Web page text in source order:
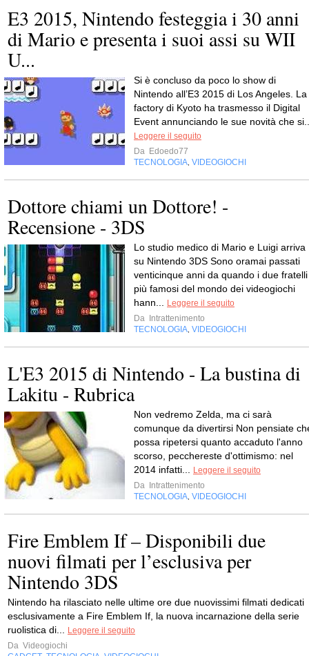
E3 2015, Nintendo festeggia i 30 anni
di Mario e presenta i suoi assi su WII
U...
Si è concluso da poco lo show di
Nintendo all’E3 2015 di Los Angeles. La
factory di Kyoto ha trasmesso il Digital
Event annunciando le sue novità che
Leggere il seguito
Da Edoedo77
TECNOLOGIA VIDEOGIOCHI
Dottore chiami un Dottore! -
Recensione - 3DS
Lo studio medico di Mario e Luigi arriva
su Nintendo 3DS Sono oramai passati
venticinque anni da quando i due fratelli
più famosi del mondo dei videogiochi
hann...
Leggere il seguito
Da
Intrattenimento
TECNOLOGIA VIDEOGIOCHI
L'E3 2015 di Nintendo - La bustina di
Lakitu - Rubrica
Non vedremo Zelda, ma ci sarà
comunque da divertirsi Non pensiate
possa ripetersi quanto accaduto l'anno
scorso, pecchereste d'ottimismo: nel
2014 infatti...
Leggere il seguito
Da
Intrattenimento
TECNOLOGIA VIDEOGIOCHI
Fire Emblem If – Disponibili due
nuovi filmati per l’esclusiva per
Nintendo 3DS
Nintendo ha rilasciato nelle ultime ore due nuovissimi filmati dedicati
esclusivamente a Fire Emblem If, la nuova incarnazione della serie
ruolistica di...
Leggere il seguito
Da Videogiochi